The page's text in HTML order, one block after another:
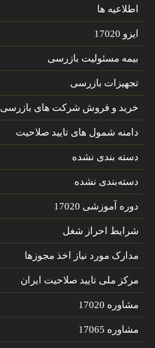
اطلاعیه ها
ایزو 17020
بیمه مسئولیت بازرسی
تجهیزات بازرسی
خرید و فروش شرکت های بازرسی
دامنه شمول های تایید صلاحیت
دسته بندی نشده
دسته‌بندی نشده
دوره آموزشی 17020
شرایط احراز شغل
مدارک مورد نیاز اخذ مجوزها
مرکز ملی تایید صلاحیت ایران
مشاوره 17020
مشاوره 17065